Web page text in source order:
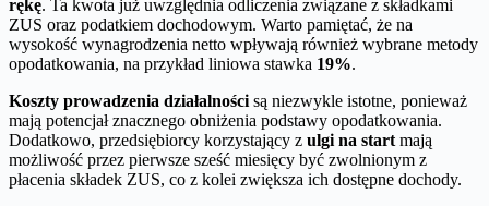
rękę. Ta kwota już uwzględnia odliczenia związane z składkami
ZUS oraz podatkiem dochodowym. Warto pamiętać, że na
wysokość wynagrodzenia netto wpływają również wybrane metody
opodatkowania, na przykład liniowa stawka 19%.
Koszty prowadzenia działalności są niezwykle istotne, ponieważ
mają potencjał znacznego obniżenia podstawy opodatkowania.
Dodatkowo, przedsiębiorcy korzystający z ulgi na start mają
możliwość przez pierwsze sześć miesięcy być zwolnionym z
płacenia składek ZUS, co z kolei zwiększa ich dostępne dochody.